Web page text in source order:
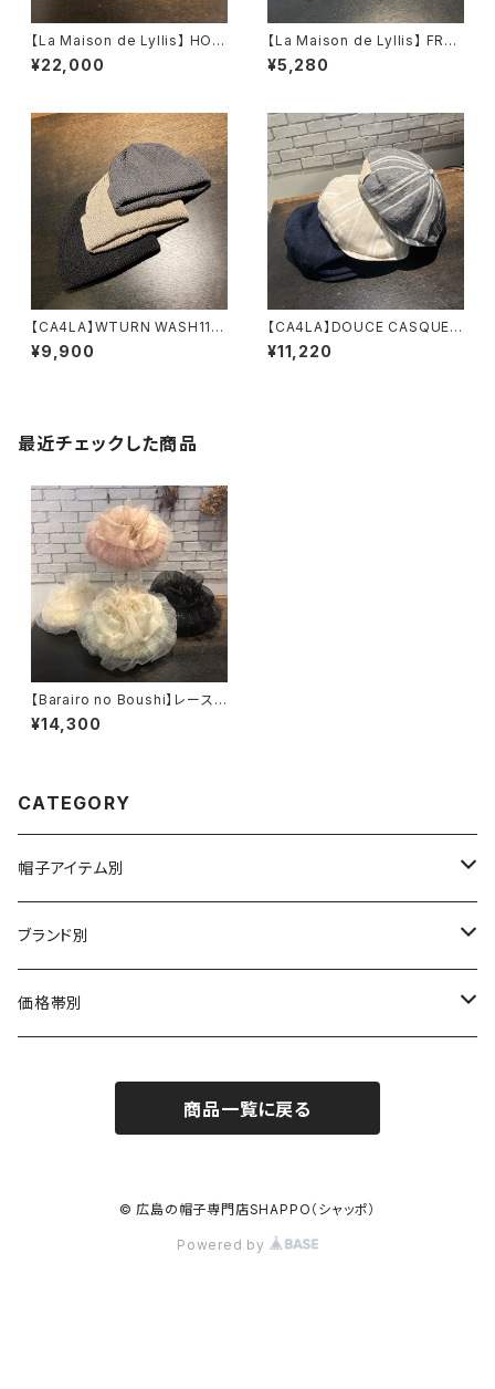
【La Maison de Lyllis】 HOH
¥22,000
【La Maison de Lyllis】 FRAI
HEADBAND ヘアバン
ド 2261014
¥5,280
【CA4LA】WTURN WASH11
¥9,900
【CA4LA】DOUCE CASQUET
TE キャスケット ハンチ
ング COH00031
¥11,220
最近チェックした商品
【Barairo no Boushi】レース
柄ニット&シルクオーガンベレ
ー ベレー L00762
¥14,300
CATEGORY
帽子アイテム別
ハット
布帛（布・ニット・レザー等）
キャスケット
ブランド別
CA4LA / カシラ
La Maison de Lyllis / ラメゾンドリリス
MIGHTY SHINE / マイティシャイン
価格帯別
5,501〜11,000円
11,001円～15,000円
商品一覧に戻る
© 広島の帽子専門店SHAPPO（シャッポ）
Powered by